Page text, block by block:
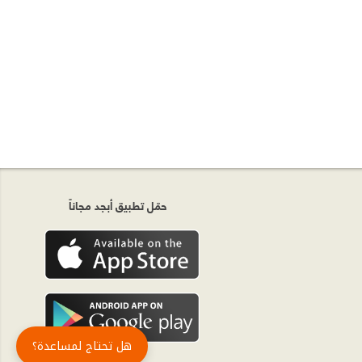
حمّل تطبيق أبجد مجاناً
هل تحتاج لمساعدة؟